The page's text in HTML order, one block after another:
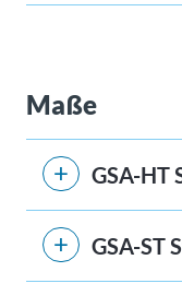
Maße
GSA-HT
GSA-ST